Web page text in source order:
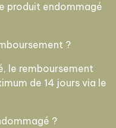
produit endommagé
?
le remboursement
de 14 jours via le
?